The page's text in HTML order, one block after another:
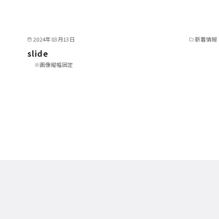
2024年03月13日 新着情報
slide
※画像縦幅固定